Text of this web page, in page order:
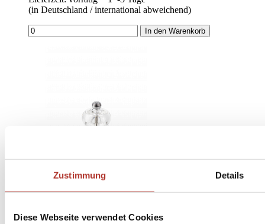
Zustimmung Details
Diese Webseite verwendet Cookies
(in Deutschland / international abweichend)
In den Warenkorb